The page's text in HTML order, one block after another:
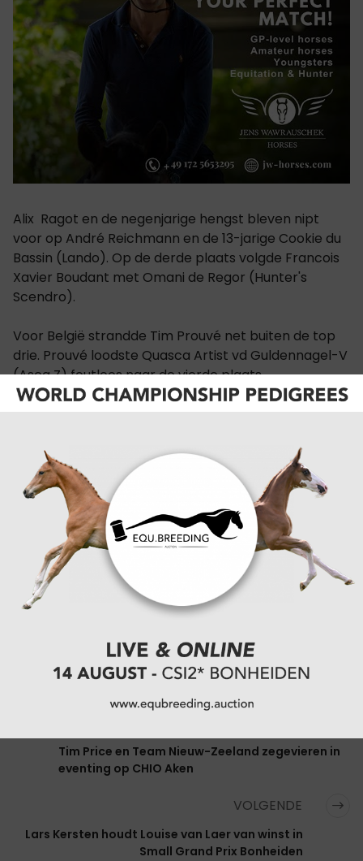
Alix Ragot en de negenjarige hengst bleven nipt
voor op André Reichmann en de 13-jarige Cookie du
Bassin (Lando). Op de derde plaats volgde Francois
Xavier Boudant met Omani de Regor (Hunter's
Scendro).
Voor België strandde Tim Prouvé net buiten de top
drie. Prouvé loodste Quasca Artist vd Guldennagel-V
(Asca Z) foutloos naar de vierde plaats.
Net buiten de top vijf plaatste ook Anthony Wellens
Razzia de Regor (Gino H) foutloos naar de zesde
plaats.
CATEGORIËN: SPORTNIEUWS SHOWJUMPING
Tim Price en Team Nieuw-Zeeland zegevieren in
eventing op CHIO Aken
VOLGENDE
Lars Kersten houdt Louise van Laer van winst in
Small Grand Prix Bonheiden